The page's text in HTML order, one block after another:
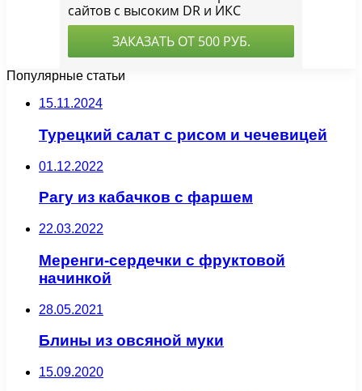
Популярные статьи
15.11.2024
Турецкий салат с рисом и чечевицей
01.12.2022
Рагу из кабачков с фаршем
22.03.2022
Меренги-сердечки с фруктовой
начинкой
28.05.2021
Блины из овсяной муки
15.09.2020